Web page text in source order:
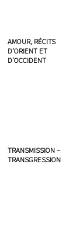
AMOUR, RÉCITS
D’ORIENT ET
D’OCCIDENT
TRANSMISSION –
TRANSGRESSION